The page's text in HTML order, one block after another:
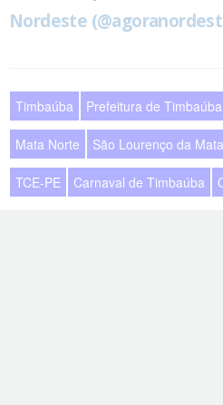
Nordeste
Timbaúba Prefeitura de Timbaúba
Mata Norte São Lourenço da Mata
TCE-PE Carnaval de Timbaúba